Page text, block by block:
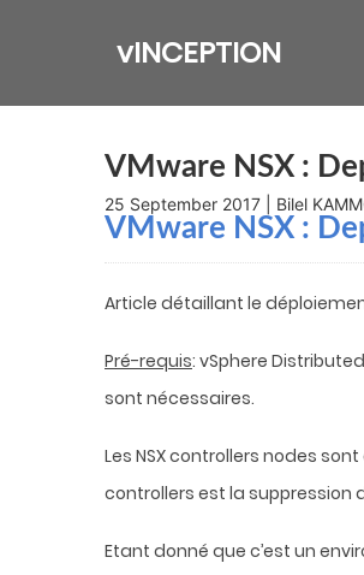
vINCEPTION
VMware NSX :
25 September 2017 | Bilel
VMware NSX :
Article détaillant le
Pré-requis: vSphere
sont nécessaires.
Les NSX controllers nodes
controllers est la suppression
Etant donné que c’est un